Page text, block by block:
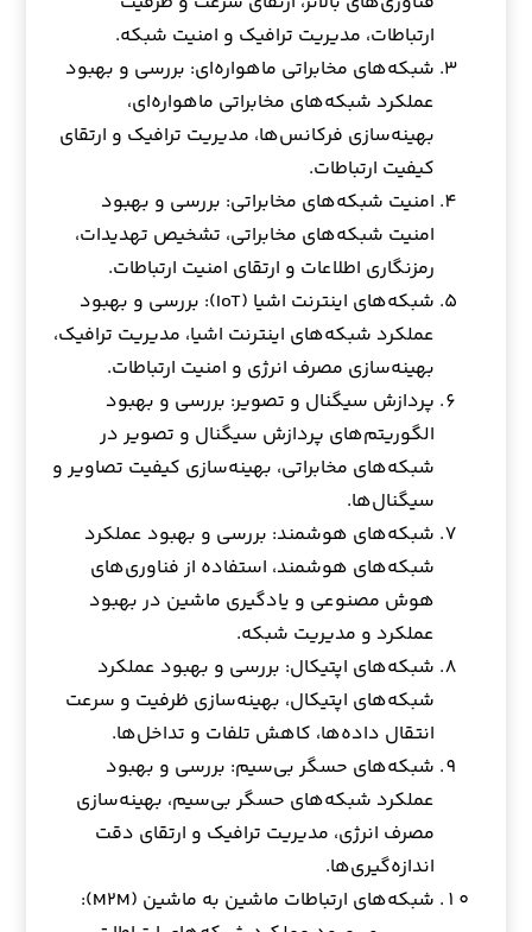
ارتباطات، مدیریت ترافیک و امنیت شبکه.
شبکه‌های مخابراتی ماهواره‌ای: بررسی و بهبود
عملکرد شبکه‌های مخابراتی ماهواره‌ای،
بهینه‌سازی فرکانس‌ها، مدیریت ترافیک و ارتقای
کیفیت ارتباطات.
امنیت شبکه‌های مخابراتی: بررسی و بهبود
امنیت شبکه‌های مخابراتی، تشخیص تهدیدات،
رمزنگاری اطلاعات و ارتقای امنیت ارتباطات.
شبکه‌های اینترنت اشیا (IoT): بررسی و بهبود
عملکرد شبکه‌های اینترنت اشیا، مدیریت ترافیک،
بهینه‌سازی مصرف انرژی و امنیت ارتباطات.
پردازش سیگنال و تصویر: بررسی و بهبود
الگوریتم‌های پردازش سیگنال و تصویر در
شبکه‌های مخابراتی، بهینه‌سازی کیفیت تصاویر و
سیگنال‌ها.
شبکه‌های هوشمند: بررسی و بهبود عملکرد
شبکه‌های هوشمند، استفاده از فناوری‌های
هوش مصنوعی و یادگیری ماشین در بهبود
عملکرد و مدیریت شبکه.
شبکه‌های اپتیکال: بررسی و بهبود عملکرد
شبکه‌های اپتیکال، بهینه‌سازی ظرفیت و سرعت
انتقال داده‌ها، کاهش تلفات و تداخل‌ها.
شبکه‌های حسگر بی‌سیم: بررسی و بهبود
عملکرد شبکه‌های حسگر بی‌سیم، بهینه‌سازی
مصرف انرژی، مدیریت ترافیک و ارتقای دقت
اندازه‌گیری‌ها.
شبکه‌های ارتباطات ماشین به ماشین (M۲M):